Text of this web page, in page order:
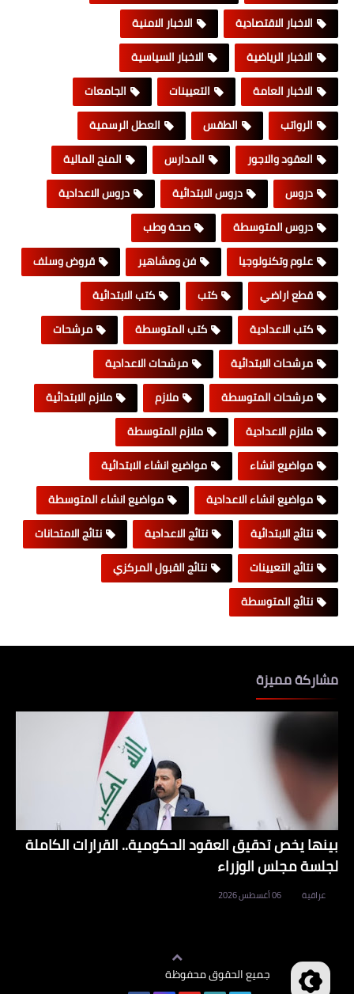
الاخبار الاقتصادية
الاخبار الامنية
الاخبار الرياضية
الاخبار السياسية
الاخبار العامة
التعيينات
الجامعات
الرواتب
الطقس
العطل الرسمية
العقود والاجور
المدارس
المنح المالية
دروس
دروس الابتدائية
دروس الاعدادية
دروس المتوسطة
صحة وطب
علوم وتكنولوجيا
فن ومشاهير
قروض وسلف
قطع اراضي
كتب
كتب الابتدائية
كتب الاعدادية
كتب المتوسطة
مرشحات
مرشحات الابتدائية
مرشحات الاعدادية
مرشحات المتوسطة
ملازم
ملازم الابتدائية
ملازم الاعدادية
ملازم المتوسطة
مواضيع انشاء
مواضيع انشاء الابتدائية
مواضيع انشاء الاعدادية
مواضيع انشاء المتوسطة
نتائج الابتدائية
نتائج الاعدادية
نتائج الامتحانات
نتائج التعيينات
نتائج القبول المركزي
نتائج المتوسطة
مشاركة مميزة
بينها يخص تدقيق العقود الحكومية.. القرارات الكاملة
لجلسة مجلس الوزراء
عراقية 06 أغسطس 2026
جميع الحقوق محفوظة